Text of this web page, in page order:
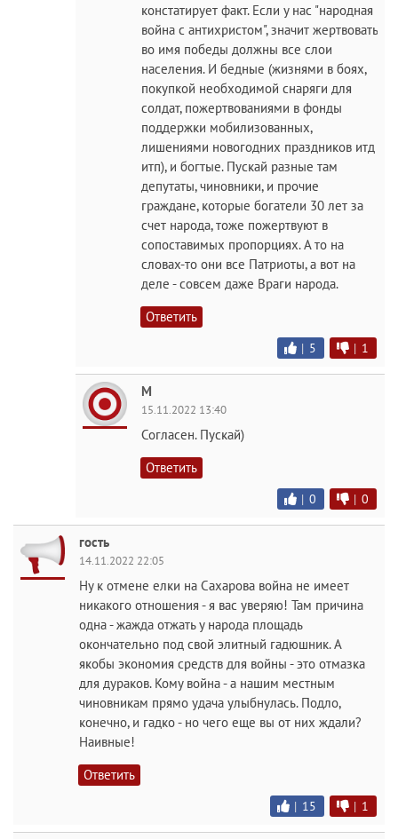
констатирует факт. Если у нас "народная
война с антихристом", значит жертвовать
во имя победы должны все слои
населения. И бедные (жизнями в боях,
покупкой необходимой снаряги для
солдат, пожертвованиями в фонды
поддержки мобилизованных,
лишениями новогодних праздников итд
итп), и богтые. Пускай разные там
депутаты, чиновники, и прочие
граждане, которые богатели 30 лет за
счет народа, тоже пожертвуют в
сопоставимых пропорциях. А то на
словах-то они все Патриоты, а вот на
деле - совсем даже Враги народа.
Ответить
| 5 | 1
M
15.11.2022 13:40
Согласен. Пускай)
Ответить
| 0 | 0
гость
14.11.2022 22:05
Ну к отмене елки на Сахарова война не имеет
никакого отношения - я вас уверяю! Там причина
одна - жажда отжать у народа площадь
окончательно под свой элитный гадюшник. А
якобы экономия средств для войны - это отмазка
для дураков. Кому война - а нашим местным
чиновникам прямо удача улыбнулась. Подло,
конечно, и гадко - но чего еще вы от них ждали?
Наивные!
Ответить
| 15 | 1